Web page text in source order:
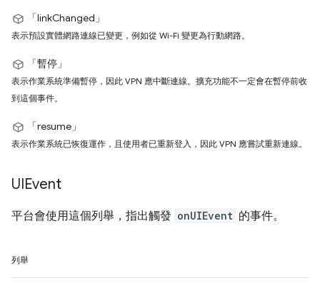
「linkChanged」
表示預設實體網路連線已變更，例如從 Wi-Fi 變更為行動網路。
「暫停」
表示作業系統準備暫停，因此 VPN 應中斷連線。擴充功能不一定會在暫停前收
到這個事件。
「resume」
表示作業系統已恢復運作，且使用者已重新登入，因此 VPN 應嘗試重新連線。
UIEvent
平台會使用這個列舉，指出觸發 onUIEvent 的事件。
列舉